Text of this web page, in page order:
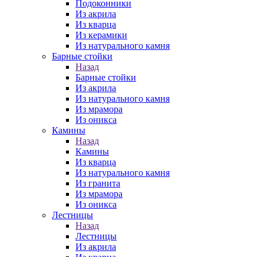
Подоконники
Из акрила
Из кварца
Из керамики
Из натурального камня
Барные стойки
Назад
Барные стойки
Из акрила
Из натурального камня
Из мрамора
Из оникса
Камины
Назад
Камины
Из кварца
Из натурального камня
Из гранита
Из мрамора
Из оникса
Лестницы
Назад
Лестницы
Из акрила